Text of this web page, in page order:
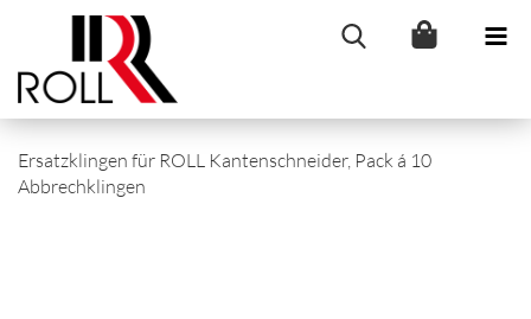
Ersatzklingen für ROLL Kantenschneider, Pack á 10
Abbrechklingen